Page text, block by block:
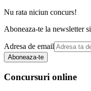
Nu rata niciun concurs!
Aboneaza-te la newsletter
Adresa de email
Aboneaza-te
Concursuri online